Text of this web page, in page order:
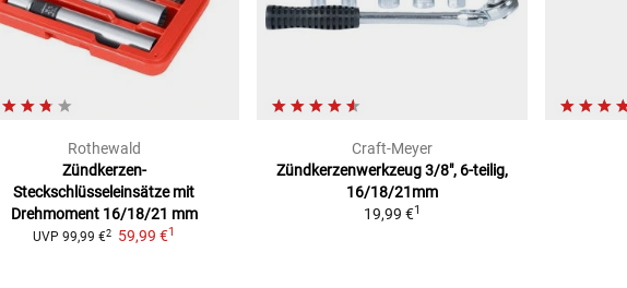
Rothewald
Zündkerzen-
Steckschlüsseleinsätze mit
Drehmoment 16/18/21 mm
UVP 99,99 €2 59,99 €1
Craft-Meyer
Zündkerzenwerkzeug3/8", 6-teilig,
16/18/21mm
19,99 €1